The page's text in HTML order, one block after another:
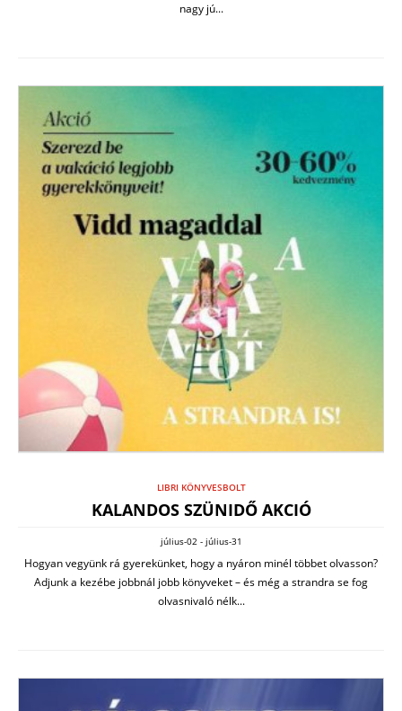
nagy jú...
LIBRI KÖNYVESBOLT
KALANDOS SZÜNIDŐ AKCIÓ
július-02 - július-31
Hogyan vegyünk rá gyerekünket, hogy a nyáron minél többet olvasson?
Adjunk a kezébe jobbnál jobb könyveket – és még a strandra se fog
olvasnivaló nélk...